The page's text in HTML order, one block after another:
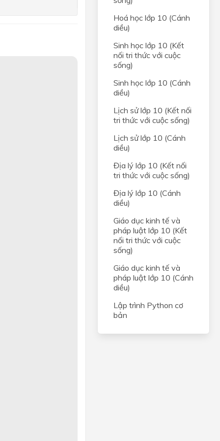
Hoá học lớp 10 (Cánh
diều)
Sinh học lớp 10 (Kết
nối tri thức với cuộc
sống)
Sinh học lớp 10 (Cánh
diều)
Lịch sử lớp 10 (Kết nối
tri thức với cuộc sống)
Lịch sử lớp 10 (Cánh
diều)
Địa lý lớp 10 (Kết nối
tri thức với cuộc sống)
Địa lý lớp 10 (Cánh
diều)
Giáo dục kinh tế và
pháp luật lớp 10 (Kết
nối tri thức với cuộc
sống)
Giáo dục kinh tế và
pháp luật lớp 10 (Cánh
diều)
Lập trình Python cơ
bản